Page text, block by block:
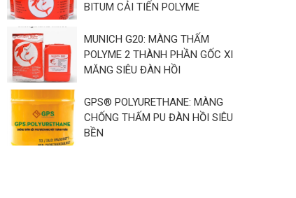
BITUM CẢI TIẾN POLYME
MUNICH G20: MÀNG THẤM
POLYME 2 THÀNH PHẦN GỐC XI
MĂNG SIÊU ĐÀN HỒI
GPS® POLYURETHANE: MÀNG
CHỐNG THẤM PU ĐÀN HỒI SIÊU
BỀN